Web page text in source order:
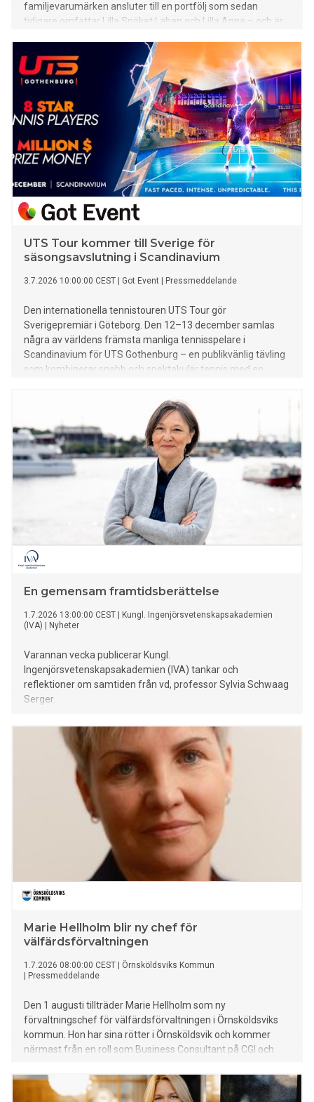
familjevarumärken ansluter till en portfölj som sedan
tidigare omfattar Lilla Spöket Laban och Lilla Anna – och är
ledande bolag för ägande, vidareutveckling och förvaltning
av karaktärer, berättelser och varumärken.
UTS Tour kommer till Sverige för
säsongsavslutning i Scandinavium
3.7.2026 10:00:00 CEST Got Event Pressmeddelande
Den internationella tennistouren UTS Tour gör
Sverigepremiär i Göteborg. Den 12–13 december samlas
några av världens främsta manliga tennisspelare i
Scandinavium för UTS Gothenburg – en publikvänlig tävling
som kombinerar snabb och spektakulär tennis med en
första namnen i det stjärnspäckade startfältet
En gemensam framtidsberättelse
1.7.2026 13:00:00 CEST
Kungl. Ingenjörsvetenskapsakademien
(IVA)
Nyheter
Varannan vecka publicerar Kungl.
Ingenjörsvetenskapsakademien (IVA) tankar och
reflektioner om samtiden från vd, professor Sylvia Schwaag
Serger.
Marie Hellholm blir ny chef för
välfärdsförvaltningen
1.7.2026 08:00:00 CEST
Örnsköldsviks Kommun
Pressmeddelande
Den 1 augusti tillträder Marie Hellholm som ny
förvaltningschef för välfärdsförvaltningen i Örnsköldsviks
kommun. Hon har sina rötter i Örnsköldsvik och kommer
närmast från en roll som Business Consultant på CGI och
Region Västernorrland.